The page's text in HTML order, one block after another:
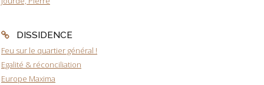
DISSIDENCE
Feu sur le quartier général !
Egalité & réconciliation
Europe Maxima